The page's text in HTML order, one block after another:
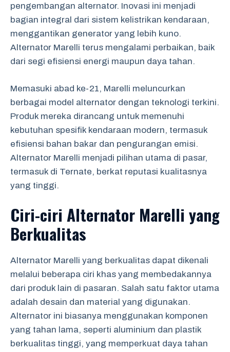
pengembangan alternator. Inovasi ini menjadi
bagian integral dari sistem kelistrikan kendaraan,
menggantikan generator yang lebih kuno.
Alternator Marelli terus mengalami perbaikan, baik
dari segi efisiensi energi maupun daya tahan.
Memasuki abad ke-21, Marelli meluncurkan
berbagai model alternator dengan teknologi terkini.
Produk mereka dirancang untuk memenuhi
kebutuhan spesifik kendaraan modern, termasuk
efisiensi bahan bakar dan pengurangan emisi.
Alternator Marelli menjadi pilihan utama di pasar,
termasuk di Ternate, berkat reputasi kualitasnya
yang tinggi.
Ciri-ciri Alternator Marelli yang
Berkualitas
Alternator Marelli yang berkualitas dapat dikenali
melalui beberapa ciri khas yang membedakannya
dari produk lain di pasaran. Salah satu faktor utama
adalah desain dan material yang digunakan.
Alternator ini biasanya menggunakan komponen
yang tahan lama, seperti aluminium dan plastik
berkualitas tinggi, yang memperkuat daya tahan